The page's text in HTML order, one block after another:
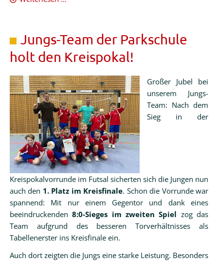
Jungs-Team der Parkschule
holt den Kreispokal!
Großer Jubel bei
unserem Jungs-
Team: Nach dem
Sieg in der
Kreispokalvorrunde im Futsal sicherten sich die Jungen nun
auch den 1. Platz im Kreisfinale. Schon die Vorrunde war
spannend: Mit nur einem Gegentor und dank eines
beeindruckenden 8:0-Sieges im zweiten Spiel zog das
Team aufgrund des besseren Torverhältnisses als
Tabellenerster ins Kreisfinale ein.
Auch dort zeigten die Jungs eine starke Leistung. Besonders